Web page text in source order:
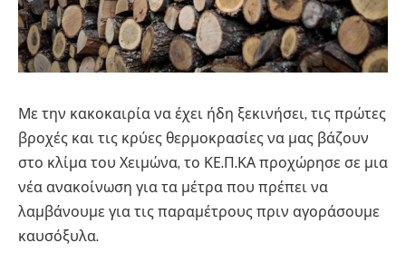
Με την κακοκαιρία να έχει ήδη ξεκινήσει, τις πρώτες
βροχές και τις κρύες θερμοκρασίες να μας βάζουν
στο κλίμα του Χειμώνα, το ΚΕ.Π.ΚΑ προχώρησε σε μια
νέα ανακοίνωση για τα μέτρα που πρέπει να
λαμβάνουμε για τις παραμέτρους πριν αγοράσουμε
καυσόξυλα.